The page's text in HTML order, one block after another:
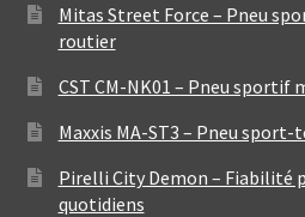
Mitas Street Force – Pneu
routier
CST CM-NK01 – Pneu sportif
Maxxis MA-ST3 – Pneu
Pirelli City Demon – Fiabilité
quotidiens